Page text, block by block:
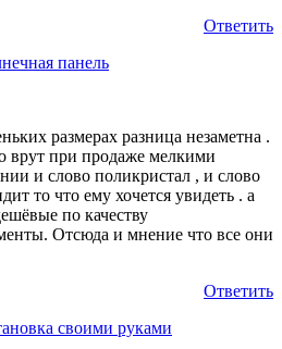
Ответить
панель
размерах разница незаметна .
врут при продаже мелкими
и слово поликристал , и слово
то что ему хочется увидеть . а
по качеству
Отсюда и мнение что все они
Ответить
своими руками